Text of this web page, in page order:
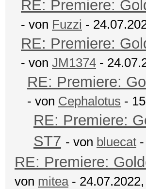
RE: Premiere:
- von Fuzzi -
RE: Premiere:
- von JM1374 -
RE: Premiere:
- von Cephalotus -
RE: Premiere:
ST7 - von bluecat
RE: Premiere:
von mitea-